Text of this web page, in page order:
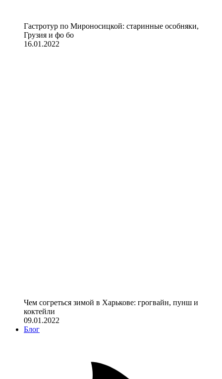
Гастротур по Мироносицкой: старинные особняки,
Грузия и фо бо
16.01.2022
Чем согреться зимой в Харькове: грогвайн, пунш и
коктейли
09.01.2022
Блог